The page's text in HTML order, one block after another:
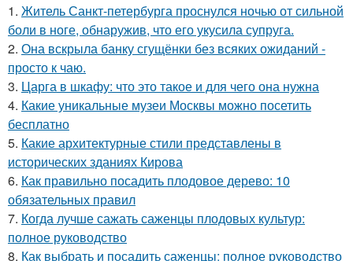
1. Житель Санкт-петербурга проснулся ночью от сильной
боли в ноге, обнаружив, что его укусила супруга.
2. Она вскрыла банку сгущёнки без всяких ожиданий -
просто к чаю.
3. Царга в шкафу: что это такое и для чего она нужна
4. Какие уникальные музеи Москвы можно посетить
бесплатно
5. Какие архитектурные стили представлены в
исторических зданиях Кирова
6. Как правильно посадить плодовое дерево: 10
обязательных правил
7. Когда лучше сажать саженцы плодовых культур:
полное руководство
8. Как выбрать и посадить саженцы: полное руководство